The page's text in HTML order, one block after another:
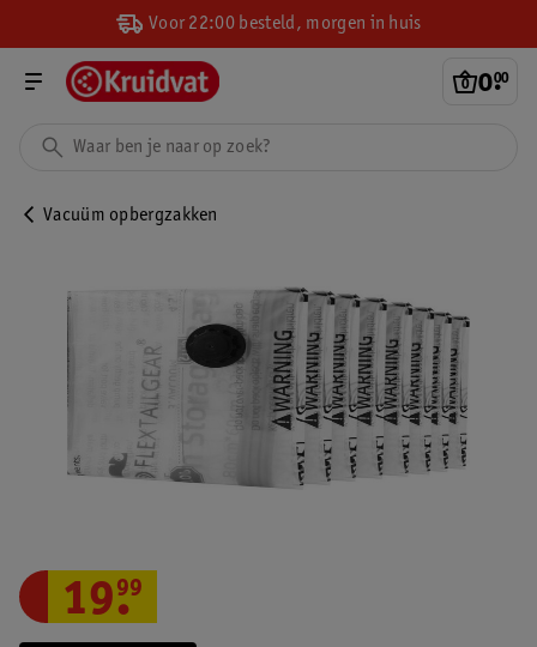
Voor 22:00 besteld, morgen in huis
0.
00
Vacuüm opbergzakken
19.
99